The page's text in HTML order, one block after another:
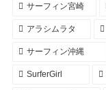
サーフィン宮崎
アラシムラタ
サーフィン沖縄
SurferGirl